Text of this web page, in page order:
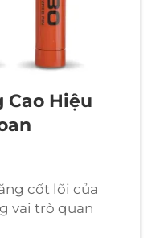
Cao Hiệu
cốt lõi của
vai trò quan
hiện nay vì